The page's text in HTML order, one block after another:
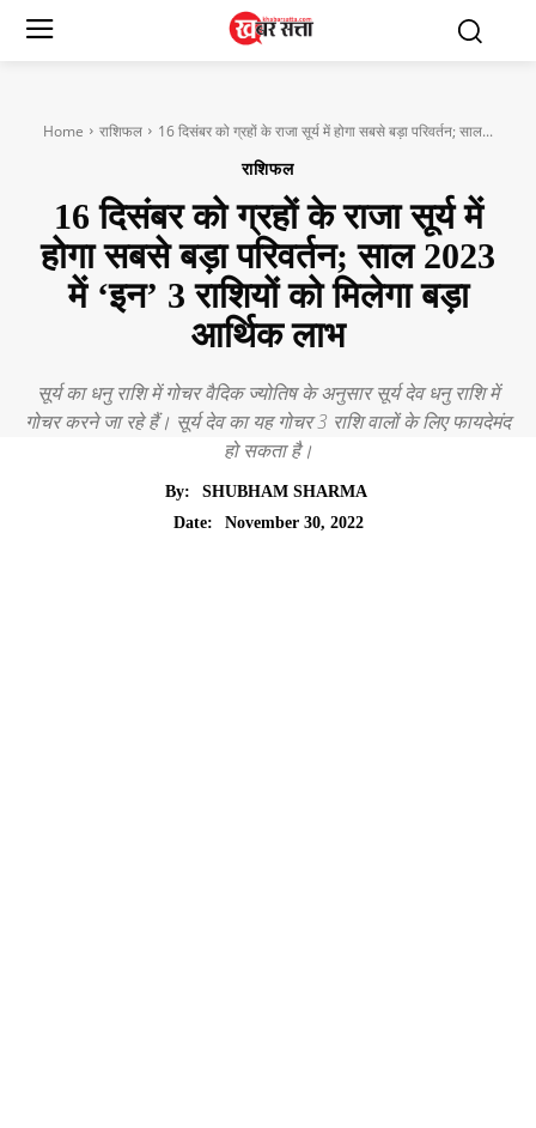
Home राशिफल 16 दिसंबर को ग्रहों के राजा सूर्य में होगा सबसे बड़ा परिवर्तन; साल...
राशिफल
16 दिसंबर को ग्रहों के राजा सूर्य में
होगा सबसे बड़ा परिवर्तन; साल 2023
में ‘इन’ 3 राशियों को मिलेगा बड़ा
आर्थिक लाभ
सूर्य का धनु राशि में गोचर वैदिक ज्योतिष के अनुसार सूर्य देव धनु राशि में
गोचर करने जा रहे हैं। सूर्य देव का यह गोचर 3 राशि वालों के लिए फायदेमंद
हो सकता है।
By:
SHUBHAM SHARMA
Date:
November 30, 2022